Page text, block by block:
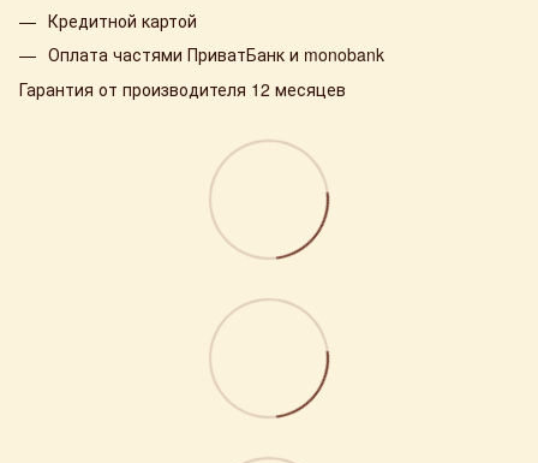
Кредитной картой
Оплата частями ПриватБанк и monobank
Гарантия от производителя 12 месяцев